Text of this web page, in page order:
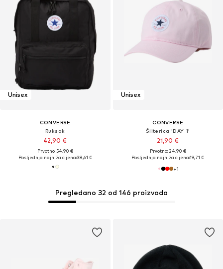
Unisex
CONVERSE
Ruksak
42,90 €
Prvotno: 54,90 €
Posljednja najniža cijena:38,61 €
Unisex
CONVERSE
Šilterica 'DAY 1'
21,90 €
Prvotno: 24,90 €
Posljednja najniža cijena:19,71 €
+1
Pregledano 32 od 146 proizvoda